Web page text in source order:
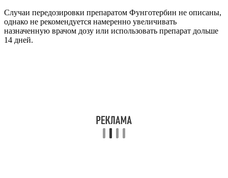
Случаи передозировки препаратом Фунготербин не описаны,
однако не рекомендуется намеренно увеличивать
назначенную врачом дозу или использовать препарат дольше
14 дней.